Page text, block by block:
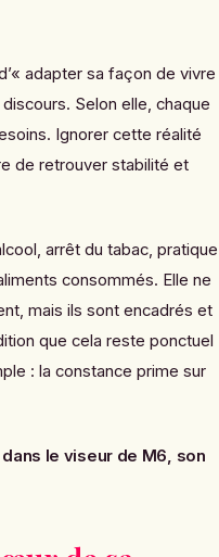
adapter sa façon de vivre
Selon elle, chaque
Ignorer cette réalité
de retrouver stabilité et
arrêt du tabac, pratique
consommés. Elle ne
mais ils sont encadrés et
que cela reste ponctuel
: la constance prime sur
dans le viseur de M6, son